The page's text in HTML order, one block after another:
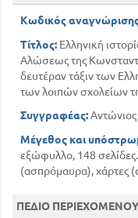
Κωδικός
Τίτλος: Ελληνική
Αλώσεως της
δευτέραν τάξιν των
των λοιπών σχολείων
Συγγραφέας:
Μέγεθος και
εξώφυλλο, 148
(ασπρόμαυρα), χάρτες
ΠΕΔΙΟ ΠΕΡΙΕΧΟΜΕΝΟΥ